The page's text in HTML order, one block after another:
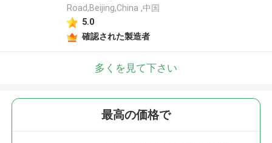
Road,Beijing,China ,中国
5.0
確認された製造者
多くを見て下さい
最高の価格で